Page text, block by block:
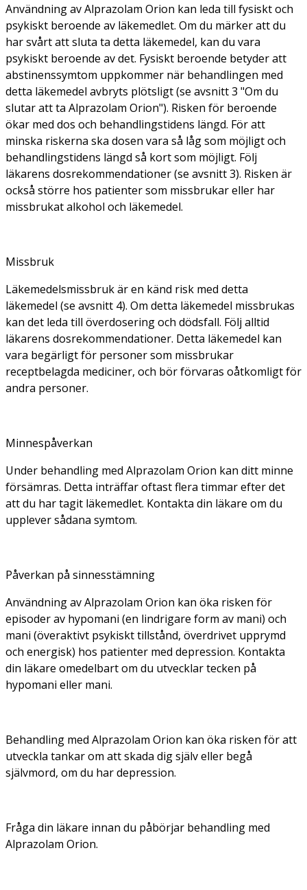
Användning av Alprazolam Orion kan leda till fysiskt och
psykiskt beroende av läkemedlet. Om du märker att du
har svårt att sluta ta detta läkemedel, kan du vara
psykiskt beroende av det. Fysiskt beroende betyder att
abstinenssymtom uppkommer när behandlingen med
detta läkemedel avbryts plötsligt (se avsnitt 3 "Om du
slutar att ta Alprazolam Orion"). Risken för beroende
ökar med dos och behandlingstidens längd. För att
minska riskerna ska dosen vara så låg som möjligt och
behandlingstidens längd så kort som möjligt. Följ
läkarens dosrekommendationer (se avsnitt 3). Risken är
också större hos patienter som missbrukar eller har
missbrukat alkohol och läkemedel.
Missbruk
Läkemedelsmissbruk är en känd risk med detta
läkemedel (se avsnitt 4). Om detta läkemedel missbrukas
kan det leda till överdosering och dödsfall. Följ alltid
läkarens dosrekommendationer. Detta läkemedel kan
vara begärligt för personer som missbrukar
receptbelagda mediciner, och bör förvaras oåtkomligt för
andra personer.
Minnespåverkan
Under behandling med Alprazolam Orion kan ditt minne
försämras. Detta inträffar oftast flera timmar efter det
att du har tagit läkemedlet. Kontakta din läkare om du
upplever sådana symtom.
Påverkan på sinnesstämning
Användning av Alprazolam Orion kan öka risken för
episoder av hypomani (en lindrigare form av mani) och
mani (överaktivt psykiskt tillstånd, överdrivet upprymd
och energisk) hos patienter med depression. Kontakta
din läkare omedelbart om du utvecklar tecken på
hypomani eller mani.
Behandling med Alprazolam Orion kan öka risken för att
utveckla tankar om att skada dig själv eller begå
självmord, om du har depression.
Fråga din läkare innan du påbörjar behandling med
Alprazolam Orion.